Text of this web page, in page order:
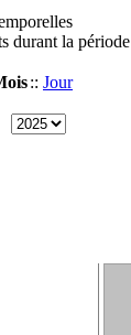
durant la période
:: Jour